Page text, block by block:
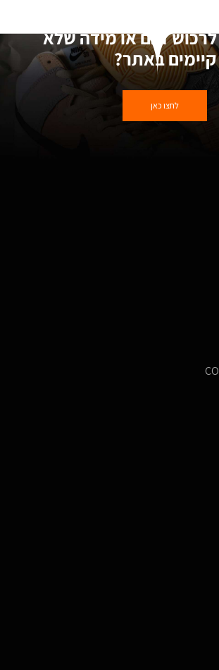
לרכוש דגם או מידה שלא
קיימים באתר?
לחצו כאן